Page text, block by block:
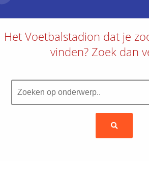
Het Voetbalstadion dat je
vinden? Zoek dan